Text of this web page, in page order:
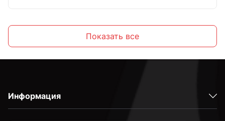
Высокопрочные
Показать все
Информация